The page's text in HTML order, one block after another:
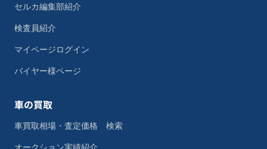
セルカ編集部紹介
検査員紹介
マイページログイン
バイヤー様ページ
車の買取
車買取相場・査定価格 検索